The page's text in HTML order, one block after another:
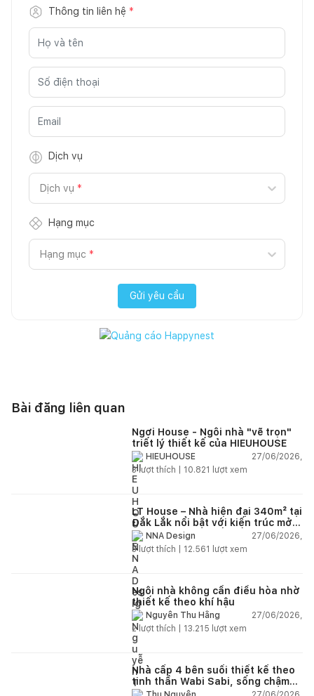
Thông tin liên hệ *
Dịch vụ
Dịch vụ *
Hạng mục
Hạng mục *
Gửi yêu cầu
Bài đăng liên quan
Ngơi House - Ngôi nhà "vẽ trọn"
triết lý thiết kế của HIEUHOUSE
HIEUHOUSE
27/06/2026,
3lượt thích | 10.821 lượt xem
LT House – Nhà hiện đại 340m² tại
Đắk Lắk nổi bật với kiến trúc mở
và hệ sân vườn kết nối thiên
nhiên
NNA Design
27/06/2026,
3lượt thích | 12.561 lượt xem
Ngôi nhà không cần điều hòa nhờ
thiết kế theo khí hậu
Nguyễn Thu Hằng
27/06/2026,
2lượt thích | 13.215 lượt xem
Nhà cấp 4 bên suối thiết kế theo
tinh thần Wabi Sabi, sống chậm
giữa thiên nhiên